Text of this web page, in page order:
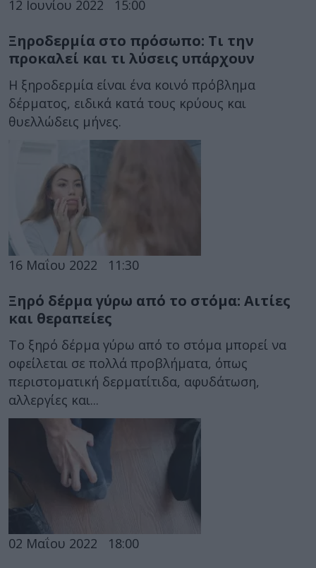
12 Ιουνίου 2022 15:00
Ξηροδερμία στο πρόσωπο: Τι την
προκαλεί και τι λύσεις υπάρχουν
Η ξηροδερμία είναι ένα κοινό πρόβλημα
δέρματος, ειδικά κατά τους κρύους και
θυελλώδεις μήνες.
16 Μαΐου 2022 11:30
Ξηρό δέρμα γύρω από το στόμα: Αιτίες
και θεραπείες
Το ξηρό δέρμα γύρω από το στόμα μπορεί να
οφείλεται σε πολλά προβλήματα, όπως
περιστοματική δερματίτιδα, αφυδάτωση,
αλλεργίες και...
02 Μαΐου 2022 18:00